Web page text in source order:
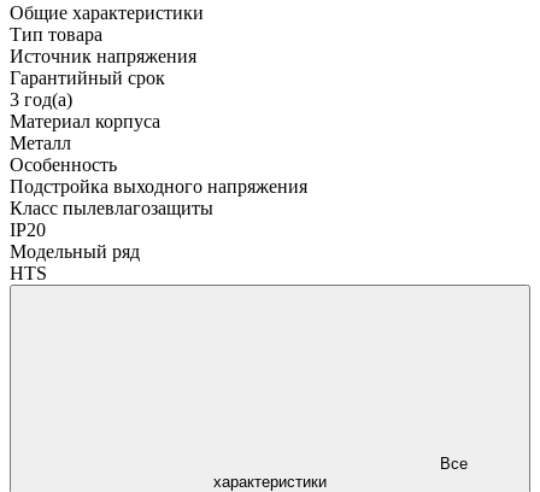
Общие характеристики
Тип товара
Источник напряжения
Гарантийный срок
3 год(а)
Материал корпуса
Металл
Особенность
Подстройка выходного напряжения
Класс пылевлагозащиты
IP20
Модельный ряд
HTS
характеристики